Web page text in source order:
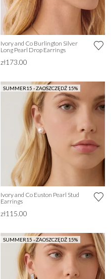
Ivory and Co Burlington Silver
Long Pearl Drop Earrings
zł173.00
SUMMER15 - ZAOSZCZĘDŹ 15%
Ivory and Co Euston Pearl Stud
Earrings
zł115.00
SUMMER15 - ZAOSZCZĘDŹ 15%